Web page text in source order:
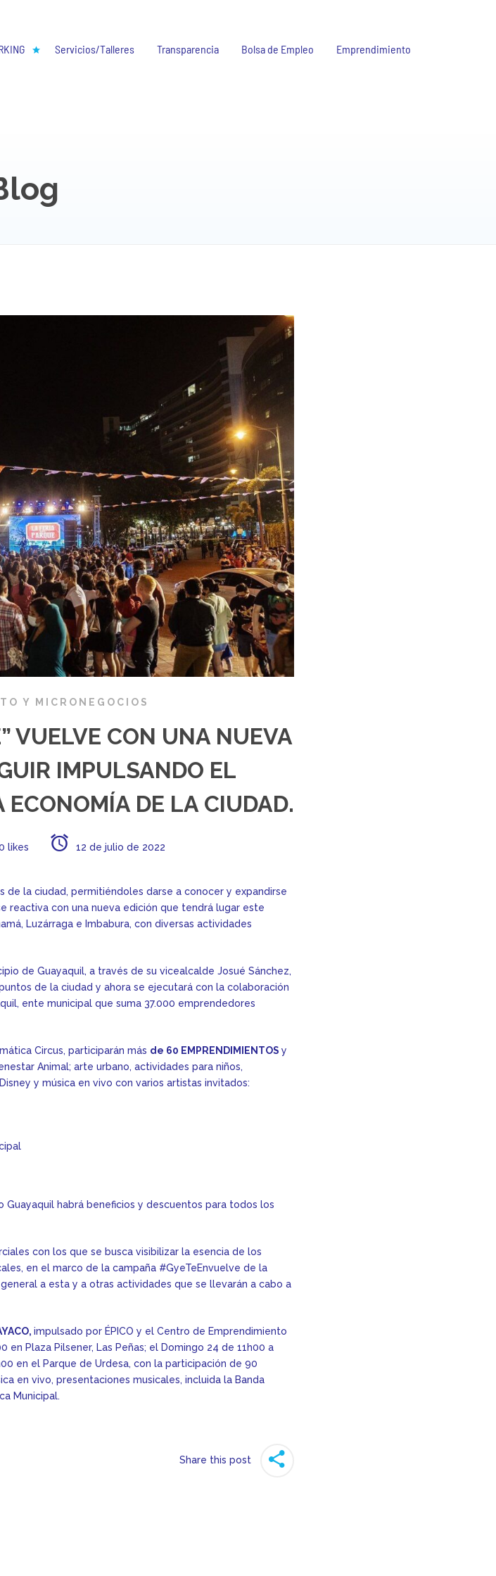
Servicios/Talleres Transparencia Bolsa de Empleo Emprendimiento
Y MICRONEGOCIOS
VUELVE CON UNA NUEVA
IMPULSANDO EL
ECONOMÍA DE LA CIUDAD.
likes 12 de julio de 2022
la ciudad, permitiéndoles darse a conocer y expandirse
reactiva con una nueva edición que tendrá lugar este
Luzárraga e Imbabura, con diversas actividades
de Guayaquil, a través de su vicealcalde Josué Sánchez,
de la ciudad y ahora se ejecutará con la colaboración
ente municipal que suma 37.000 emprendedores
Circus, participarán más de 60 EMPRENDIMIENTOS y
Animal; arte urbano, actividades para niños,
y música en vivo con varios artistas invitados:
Guayaquil habrá beneficios y descuentos para todos los
con los que se busca visibilizar la esencia de los
en el marco de la campaña #GyeTeEnvuelve de la
a esta y a otras actividades que se llevarán a cabo a
impulsado por ÉPICO y el Centro de Emprendimiento
Plaza Pilsener, Las Peñas; el Domingo 24 de 11h00 a
en el Parque de Urdesa, con la participación de 90
en vivo, presentaciones musicales, incluida la Banda
Municipal.
Share this post